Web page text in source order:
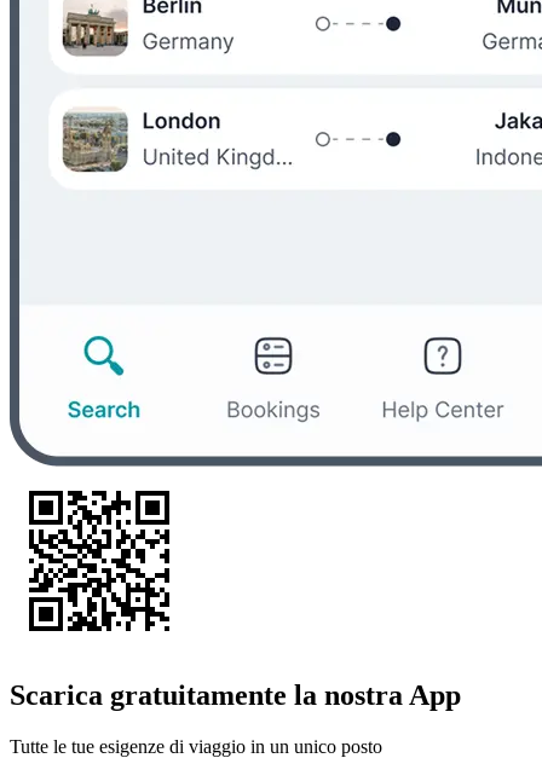
Scarica gratuitamente la nostra App
Tutte le tue esigenze di viaggio in un unico posto